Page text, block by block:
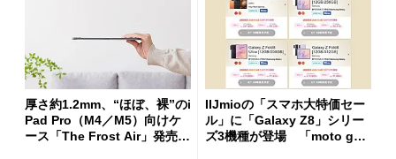
厚さ約1.2mm、“ほぼ、裸”のi
Pad Pro（M4／M5）向けケ
ース「The Frost Air」発売
IIJmioの「スマホ大特価セー
ル」に「Galaxy Z8」シリー
ズ3機種が登場 「moto g37